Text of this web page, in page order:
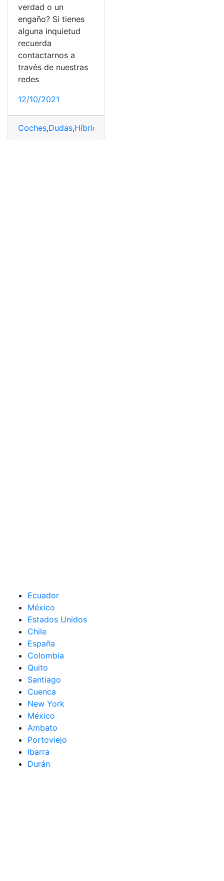
verdad o un
engaño? Si tienes
alguna inquietud
recuerda
contactarnos a
través de nuestras
redes
12/10/2021
Coches,Dudas,Híbridos
Ecuador
México
Estados Unidos
Chile
España
Colombia
Quito
Santiago
Cuenca
New York
México
Ambato
Portoviejo
Ibarra
Durán